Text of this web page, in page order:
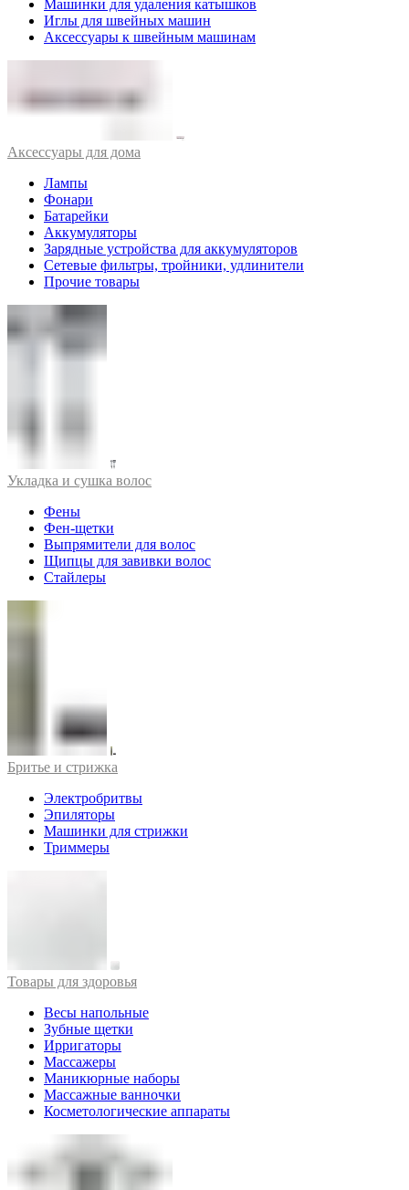
Машинки для удаления катышков
Иглы для швейных машин
Аксессуары к швейным машинам
Аксессуары для дома
Лампы
Фонари
Батарейки
Аккумуляторы
Зарядные устройства для аккумуляторов
Сетевые фильтры, тройники, удлинители
Прочие товары
Укладка и сушка волос
Фены
Фен-щетки
Выпрямители для волос
Щипцы для завивки волос
Стайлеры
Бритье и стрижка
Электробритвы
Эпиляторы
Машинки для стрижки
Триммеры
Товары для здоровья
Весы напольные
Зубные щетки
Ирригаторы
Массажеры
Маникюрные наборы
Массажные ванночки
Косметологические аппараты